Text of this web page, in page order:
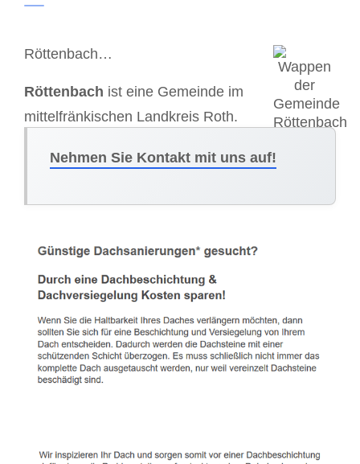
Röttenbach…
Röttenbach ist eine Gemeinde im
mittelfränkischen Landkreis Roth.
Nehmen Sie Kontakt mit uns auf!